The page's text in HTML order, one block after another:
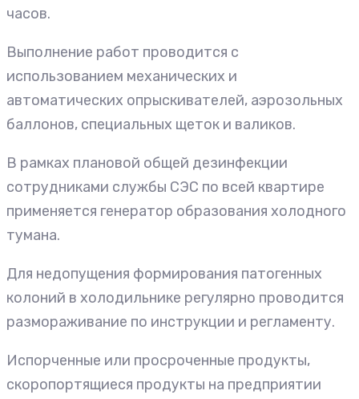
часов.
Выполнение работ проводится с
использованием механических и
автоматических опрыскивателей, аэрозольных
баллонов, специальных щеток и валиков.
В рамках плановой общей дезинфекции
сотрудниками службы СЭС по всей квартире
применяется генератор образования холодного
тумана.
Для недопущения формирования патогенных
колоний в холодильнике регулярно проводится
размораживание по инструкции и регламенту.
Испорченные или просроченные продукты,
скоропортящиеся продукты на предприятии